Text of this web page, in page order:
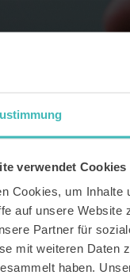
verwendet Cookies
Cookies, um Inhalte
auf unsere
Partner für
mit weiteren Daten
haben.